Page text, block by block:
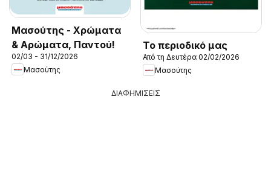
Μασούτης - Χρώματα
& Αρώματα, Παντού!
02/03 - 31/12/2026
Μασούτης
Το περιοδικό μας
Από τη Δευτέρα 02/02/2026
Μασούτης
ΔΙΑΦΗΜΙΣΕΙΣ